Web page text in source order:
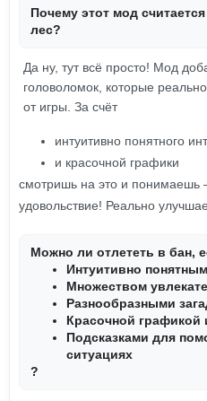
Почему этот мод
лес?
Да ну, тут всё просто! Мод
головоломок, которые
от игры. За счёт
интуитивно понятного
и красочной графики
смотришь на это и понимаешь
удовольствие! Реально
Можно ли отлететь в бан,
Интуитивно
Множеством
Разнообразными
Красочной
Подсказками для
ситуациях
?